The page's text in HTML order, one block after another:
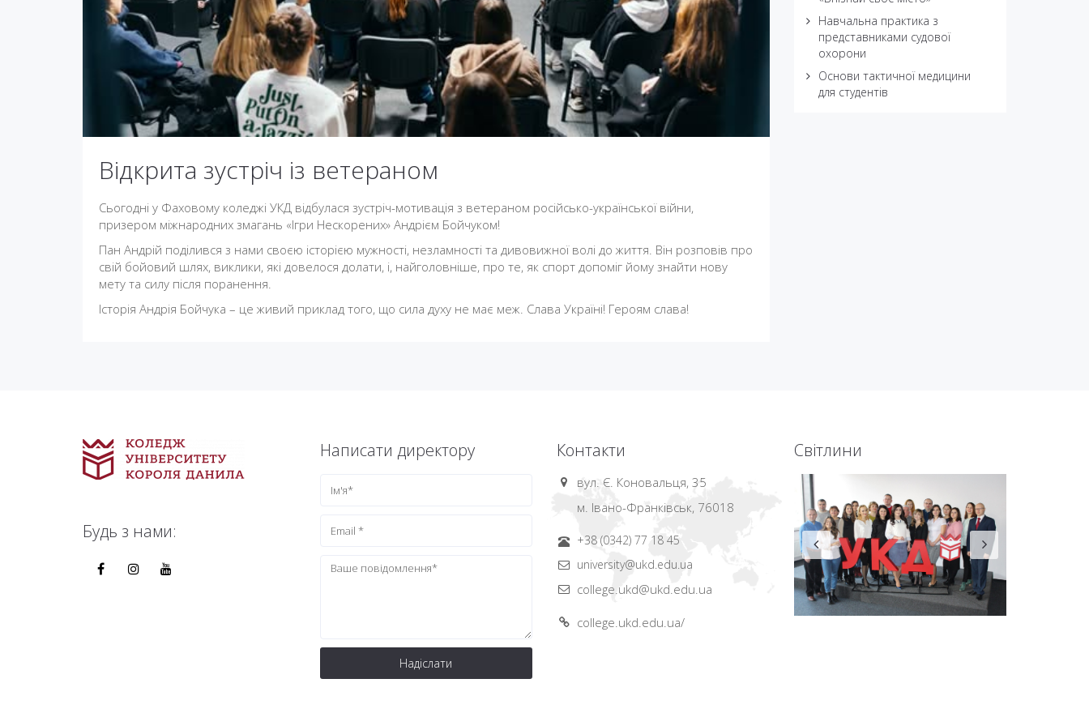
Відкрита зустріч із ветераном
Сьогодні у Фаховому коледжі УКД відбулася зустріч-мотивація з ветераном російсько-української війни,
призером міжнародних змагань «Ігри Нескорених» Андрієм Бойчуком!
Пан Андрій поділився з нами своєю історією мужності, незламності та дивовижної волі до життя. Він розповів про
свій бойовий шлях, виклики, які довелося долати, і, найголовніше, про те, як спорт допоміг йому знайти нову
мету та силу після поранення.
Історія Андрія Бойчука – це живий приклад того, що сила духу не має меж. Слава Україні! Героям слава!
Навчальна практика з
представниками судової
охорони
Основи тактичної медицини
для студентів
Будь з нами:
Написати директору
Надіслати
Контакти
вул. Є. Коновальця, 35
м. Івано-Франківськ, 76018
+38 (0342) 77 18 45
university@ukd.edu.ua
college.ukd@ukd.edu.ua
college.ukd.edu.ua/
Світлини